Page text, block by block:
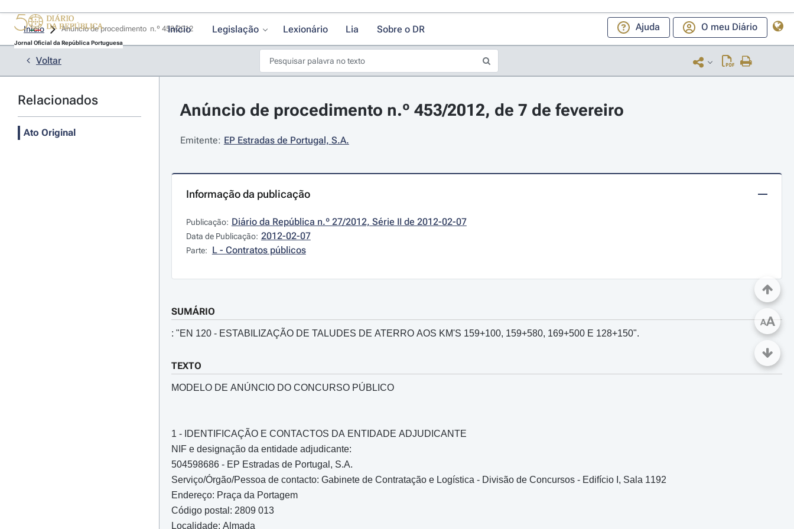
Jornal Oficial da República Portuguesa
Início Legislação Lexionário Lia Sobre o DR Ajuda O meu Diário
Início
Voltar
Relacionados
Ato Original
Anúncio de procedimento n.º 453/2012, de 7 de fevereiro
Emitente: EP Estradas de Portugal, S.A.
Informação da publicação
Publicação: Diário da República n.º 27/2012, Série II de 2012-02-07
Data de Publicação: 2012-02-07
Parte: L - Contratos públicos
SUMÁRIO
: "EN 120 - ESTABILIZAÇÃO DE TALUDES DE ATERRO AOS KM'S 159+100, 159+580, 169+500 E 128+150".
TEXTO
MODELO DE ANÚNCIO DO CONCURSO PÚBLICO
1 - IDENTIFICAÇÃO E CONTACTOS DA ENTIDADE ADJUDICANTE
NIF e designação da entidade adjudicante:
504598686 - EP Estradas de Portugal, S.A.
Serviço/Órgão/Pessoa de contacto: Gabinete de Contratação e Logística - Divisão de Concursos - Edifício I, Sala 1192
Endereço: Praça da Portagem
Código postal: 2809 013
Localidade: Almada
AA